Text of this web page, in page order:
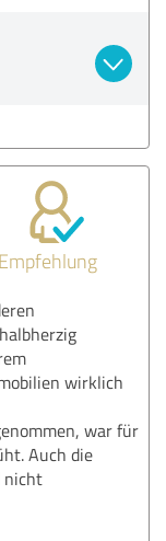
Empfehlung
wirklich
war für
Auch die
nicht